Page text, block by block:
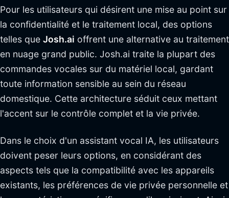
Pour les utilisateurs qui désirent une mise au point sur
la confidentialité et le traitement local, des options
telles que Josh.ai offrent une alternative au traitement
en nuage grand public. Josh.ai traite la plupart des
commandes vocales sur du matériel local, gardant
toute information sensible au sein du réseau
domestique. Cette architecture séduit ceux mettant
l'accent sur le contrôle complet et la vie privée.
Dans le choix d'un assistant vocal IA, les utilisateurs
doivent peser leurs options, en considérant des
aspects tels que la compatibilité avec les appareils
existants, les préférences de vie privée personnelle et